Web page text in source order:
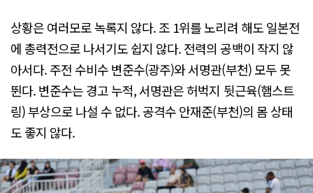
상황은 여러모로 녹록지 않다. 조 1위를 노리려 해도 일본전
에 총력전으로 나서기도 쉽지 않다. 전력의 공백이 작지 않
아서다. 주전 수비수 변준수(광주)와 서명관(부천) 모두 못
뛴다. 변준수는 경고 누적, 서명관은 허벅지 뒷근육(햄스트
링) 부상으로 나설 수 없다. 공격수 안재준(부천)의 몸 상태
도 좋지 않다.